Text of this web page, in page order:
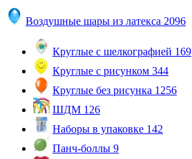
Воздушные шары из латекса 2096
Круглые с шелкографией 169
Круглые с рисунком 344
Круглые без рисунка 1256
ШДМ 126
Наборы в упаковке 142
Панч-боллы 9